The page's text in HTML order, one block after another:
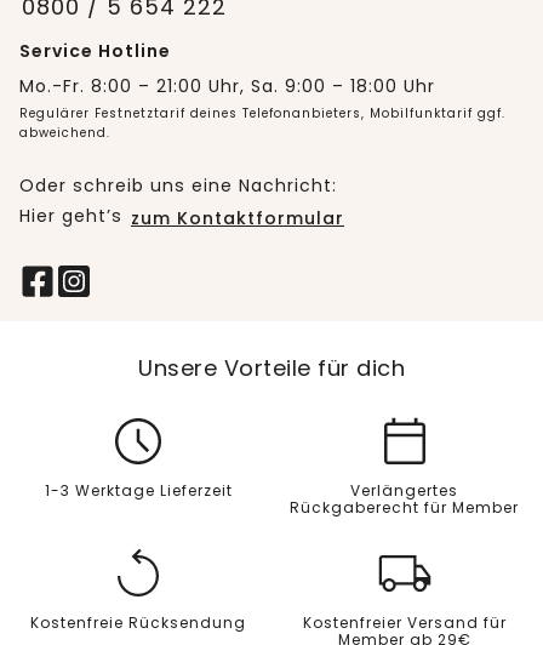
0800 / 5 654 222
Service Hotline
Mo.-Fr. 8:00 – 21:00 Uhr, Sa. 9:00 – 18:00 Uhr
Regulärer Festnetztarif deines Telefonanbieters, Mobilfunktarif ggf.
abweichend.
Oder schreib uns eine Nachricht:
Hier geht’s zum Kontaktformular
Unsere Vorteile für dich
1-3 Werktage Lieferzeit
Verlängertes
Rückgaberecht für Member
Kostenfreie Rücksendung
Kostenfreier Versand für
Member ab 29€